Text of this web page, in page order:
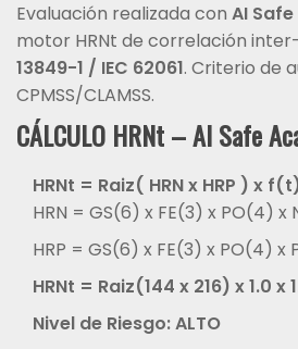
Evaluación realizada con AI Safe
motor HRNt de correlación
13849-1 / IEC 62061. Criterio de
CPMSS/CLAMSS.
CÁLCULO HRNt – AI Safe
HRNt = Raiz( HRN x HRP ) x
HRN = GS(6) x FE(3) x PO(4) x
HRP = GS(6) x FE(3) x PO(4) x
HRNt = Raiz(144 x 216) x 1.0 x
Nivel de Riesgo: ALTO